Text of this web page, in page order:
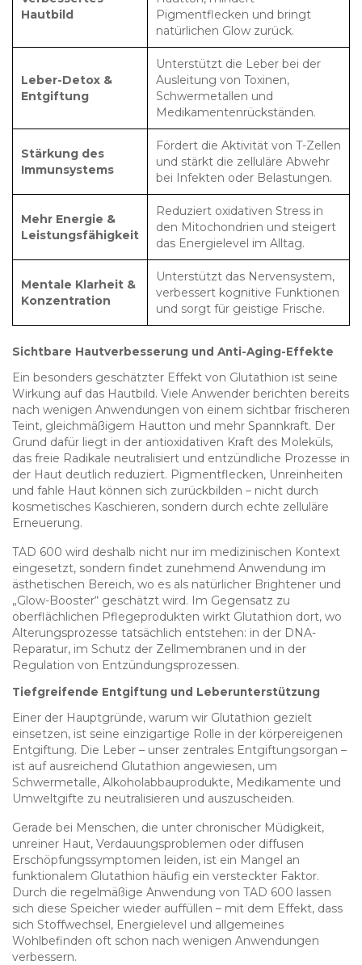
Hautbild
Pigmentflecken und bringt
natürlichen Glow zurück.
Leber-Detox &
Entgiftung
Unterstützt die Leber bei der
Ausleitung von Toxinen,
Schwermetallen und
Medikamentenrückständen.
Stärkung des
Immunsystems
Fördert die Aktivität von T-Zellen
und stärkt die zelluläre Abwehr
bei Infekten oder Belastungen.
Mehr Energie &
Leistungsfähigkeit
Reduziert oxidativen Stress in
den Mitochondrien und steigert
das Energielevel im Alltag.
Mentale Klarheit &
Konzentration
Unterstützt das Nervensystem,
verbessert kognitive Funktionen
und sorgt für geistige Frische.
Sichtbare Hautverbesserung und Anti-Aging-Effekte
Ein besonders geschätzter Effekt von Glutathion ist seine
Wirkung auf das Hautbild. Viele Anwender berichten bereits
nach wenigen Anwendungen von einem sichtbar frischeren
Teint, gleichmäßigem Hautton und mehr Spannkraft. Der
Grund dafür liegt in der antioxidativen Kraft des Moleküls,
das freie Radikale neutralisiert und entzündliche Prozesse in
der Haut deutlich reduziert. Pigmentflecken, Unreinheiten
und fahle Haut können sich zurückbilden – nicht durch
kosmetisches Kaschieren, sondern durch echte zelluläre
Erneuerung.
TAD 600 wird deshalb nicht nur im medizinischen Kontext
eingesetzt, sondern findet zunehmend Anwendung im
ästhetischen Bereich, wo es als natürlicher Brightener und
„Glow-Booster“ geschätzt wird. Im Gegensatz zu
oberflächlichen Pflegeprodukten wirkt Glutathion dort, wo
Alterungsprozesse tatsächlich entstehen: in der DNA-
Reparatur, im Schutz der Zellmembranen und in der
Regulation von Entzündungsprozessen.
Tiefgreifende Entgiftung und Leberunterstützung
Einer der Hauptgründe, warum wir Glutathion gezielt
einsetzen, ist seine einzigartige Rolle in der körpereigenen
Entgiftung. Die Leber – unser zentrales Entgiftungsorgan –
ist auf ausreichend Glutathion angewiesen, um
Schwermetalle, Alkoholabbauprodukte, Medikamente und
Umweltgifte zu neutralisieren und auszuscheiden.
Gerade bei Menschen, die unter chronischer Müdigkeit,
unreiner Haut, Verdauungsproblemen oder diffusen
Erschöpfungssymptomen leiden, ist ein Mangel an
funktionalem Glutathion häufig ein versteckter Faktor.
Durch die regelmäßige Anwendung von TAD 600 lassen
sich diese Speicher wieder auffüllen – mit dem Effekt, dass
sich Stoffwechsel, Energielevel und allgemeines
Wohlbefinden oft schon nach wenigen Anwendungen
verbessern.